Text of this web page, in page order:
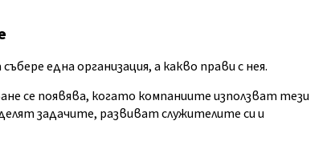
една организация, а какво прави с нея.
се появява, когато компаниите използват тези
задачите, развиват служителите си и